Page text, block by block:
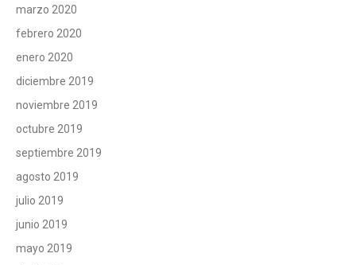
marzo 2020
febrero 2020
enero 2020
diciembre 2019
noviembre 2019
octubre 2019
septiembre 2019
agosto 2019
julio 2019
junio 2019
mayo 2019